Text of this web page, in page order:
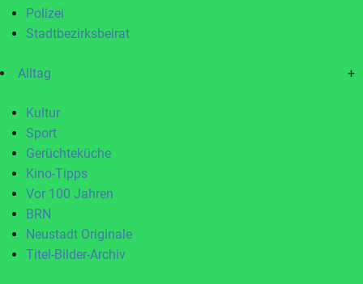
Polizei
Stadtbezirksbeirat
Alltag +
Kultur
Sport
Gerüchteküche
Kino-Tipps
Vor 100 Jahren
BRN
Neustadt Originale
Titel-Bilder-Archiv